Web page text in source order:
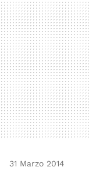
31 Marzo 2014